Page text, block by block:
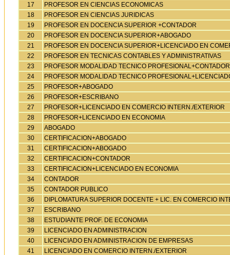
17
PROFESOR EN CIENCIAS ECONOMICAS
18
PROFESOR EN CIENCIAS JURIDICAS
19
PROFESOR EN DOCENCIA SUPERIOR +CONTADOR
20
PROFESOR EN DOCENCIA SUPERIOR+ABOGADO
21
PROFESOR EN DOCENCIA SUPERIOR+LICENCIADO EN
22
PROFESOR EN TECNICAS CONTABLES Y ADMINISTRATIVAS
23
PROFESOR MODALIDAD TECNICO
24
PROFESOR MODALIDAD TECNICO
25
PROFESOR+ABOGADO
26
PROFESOR+ESCRIBANO
27
PROFESOR+LICENCIADO EN COMERCIO INTERN./EXTERIOR
28
PROFESOR+LICENCIADO EN ECONOMIA
29
ABOGADO
30
CERTIFICACION+ABOGADO
31
CERTIFICACION+ABOGADO
32
CERTIFICACION+CONTADOR
33
CERTIFICACION+LICENCIADO EN ECONOMIA
34
CONTADOR
35
CONTADOR PUBLICO
36
DIPLOMATURA SUPERIOR DOCENTE + LIC. EN COMERCIO
37
ESCRIBANO
38
ESTUDIANTE PROF. DE ECONOMIA
39
LICENCIADO EN ADMINISTRACION
40
LICENCIADO EN ADMINISTRACION DE EMPRESAS
41
LICENCIADO EN COMERCIO INTERN./EXTERIOR